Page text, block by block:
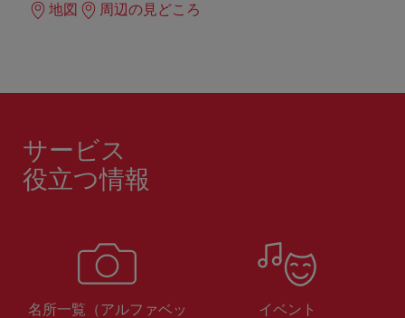
地図
周辺の見どころ
サービス
役立つ情報
名所一覧（アルファベッ
イベント